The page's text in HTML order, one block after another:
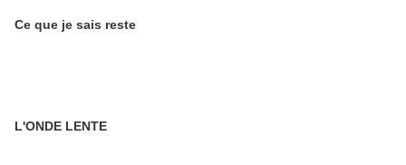
Ce que je sais reste
L'ONDE LENTE